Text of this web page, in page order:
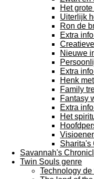
Het
Uiterlijk
Ron de
Extra
Nieuwe
Extra
Henk
Family
Fantasy
Extra
Het
Sharita's
Savannah's
Twin Souls genre
Technology de